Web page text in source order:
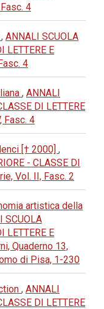
4
, ANNALI SCUOLA
LETTERE E
4
, ANNALI
DI LETTERE
Fasc. 4
[† 2000] ,
- CLASSE DI
Vol. II, Fasc. 2
artistica della
SCUOLA
LETTERE E
Quaderno 13,
di Pisa, 1-230
, ANNALI
DI LETTERE